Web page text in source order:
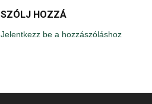
SZÓLJ HOZZÁ
Jelentkezz be a hozzászóláshoz